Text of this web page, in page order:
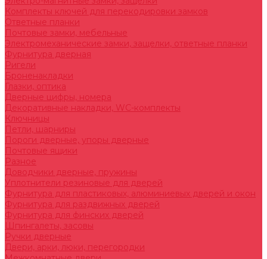
Комплекты ключей для перекодировки замков
Ответные планки
Почтовые замки, мебельные
Электромеханические замки, защелки, ответные планки
Фурнитура дверная
Ригели
Броненакладки
Глазки, оптика
Дверные цифры, номера
Декоративные накладки, WC-комплекты
Ключницы
Петли, шарниры
Пороги дверные, упоры дверные
Почтовые ящики
Разное
Доводчики дверные, пружины
Уплотнители резиновые для дверей
Фурнитура для пластиковых, алюминиевых дверей и окон
Фурнитура для раздвижных дверей
Фурнитура для финских дверей
Шпингалеты, засовы
Ручки дверные
Двери, арки, люки, перегородки